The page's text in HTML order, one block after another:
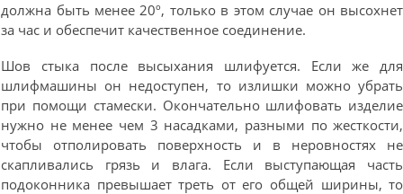
должна быть менее 20º, только в этом случае он высохнет
за час и обеспечит качественное соединение.
Шов стыка после высыхания шлифуется. Если же для
шлифмашины он недоступен, то излишки можно убрать
при помощи стамески. Окончательно шлифовать изделие
нужно не менее чем 3 насадками, разными по жесткости,
чтобы отполировать поверхность и в неровностях не
скапливались грязь и влага. Если выступающая часть
подоконника превышает треть от его общей ширины, то